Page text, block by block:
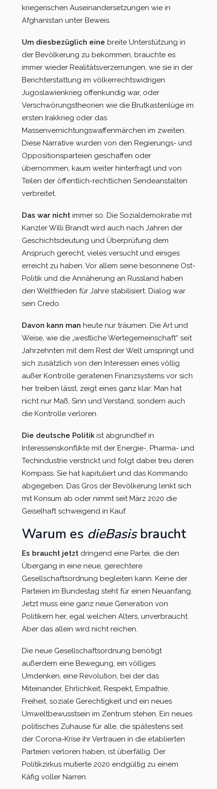
kriegerischen Auseinandersetzungen wie in
Afghanistan unter Beweis.
Um diesbezüglich eine breite Unterstützung in
der Bevölkerung zu bekommen, brauchte es
immer wieder Realitätsverzerrungen, wie sie in der
Berichterstattung im völkerrechtswidrigen
Jugoslawienkrieg offenkundig war, oder
Verschwörungstheorien wie die Brutkastenlüge im
ersten Irakkrieg oder das
Massenvernichtungswaffenmärchen im zweiten.
Diese Narrative wurden von den Regierungs- und
Oppositionsparteien geschaffen oder
übernommen, kaum weiter hinterfragt und von
Teilen der öffentlich-rechtlichen Sendeanstalten
verbreitet.
Das war nicht immer so. Die Sozialdemokratie mit
Kanzler Willi Brandt wird auch nach Jahren der
Geschichtsdeutung und Überprüfung dem
Anspruch gerecht, vieles versucht und einiges
erreicht zu haben. Vor allem seine besonnene Ost-
Politik und die Annäherung an Russland haben
den Weltfrieden für Jahre stabilisiert. Dialog war
sein Credo.
Davon kann man heute nur träumen. Die Art und
Weise, wie die „westliche Wertegemeinschaft“ seit
Jahrzehnten mit dem Rest der Welt umspringt und
sich zusätzlich von den Interessen eines völlig
außer Kontrolle geratenen Finanzsystems vor sich
her treiben lässt, zeigt eines ganz klar: Man hat
nicht nur Maß, Sinn und Verstand, sondern auch
die Kontrolle verloren.
Die deutsche Politik ist abgrundtief in
Interessenskonflikte mit der Energie-, Pharma- und
Techindustrie verstrickt und folgt dabei treu deren
Kompass. Sie hat kapituliert und das Kommando
abgegeben. Das Gros der Bevölkerung lenkt sich
mit Konsum ab oder nimmt seit März 2020 die
Geiselhaft schweigend in Kauf.
Warum es dieBasisbraucht
Es braucht jetzt dringend eine Partei, die den
Übergang in eine neue, gerechtere
Gesellschaftsordnung begleiten kann. Keine der
Parteien im Bundestag steht für einen Neuanfang.
Jetzt muss eine ganz neue Generation von
Politikern her, egal welchen Alters, unverbraucht.
Aber das allein wird nicht reichen.
Die neue Gesellschaftsordnung benötigt
außerdem eine Bewegung, ein völliges
Umdenken, eine Revolution, bei der das
Miteinander, Ehrlichkeit, Respekt, Empathie,
Freiheit, soziale Gerechtigkeit und ein neues
Umweltbewusstsein im Zentrum stehen. Ein neues
politisches Zuhause für alle, die spätestens seit
der Corona-Krise ihr Vertrauen in die etablierten
Parteien verloren haben, ist überfällig. Der
Politikzirkus mutierte 2020 endgültig zu einem
Käfig voller Narren.